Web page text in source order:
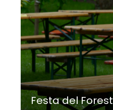
Festa del Forest